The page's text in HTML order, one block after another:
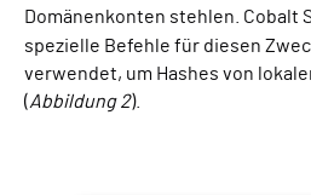
Domänenkonten stehlen. Cobalt
spezielle Befehle für diesen
verwendet, um Hashes von
(Abbildung 2).